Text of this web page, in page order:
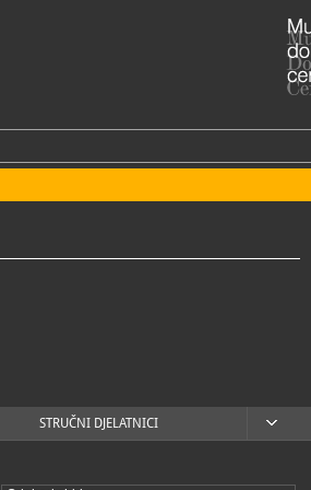
STRUČNI DJELATNICI